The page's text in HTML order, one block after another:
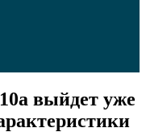
выйдет уже